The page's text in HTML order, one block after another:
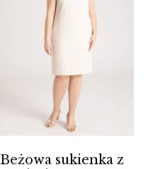
Beżowa sukienka z